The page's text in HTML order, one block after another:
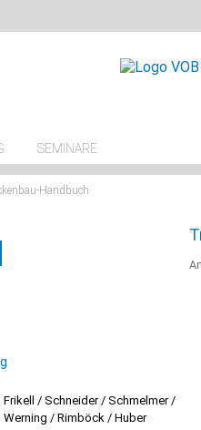
SEMINARE
Handbuch
Frikell / Schneider / Schmelmer /
Werning / Rimböck / Huber